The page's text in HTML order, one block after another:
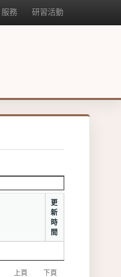
服務 研習活動
更
新
時
間
上頁 下頁